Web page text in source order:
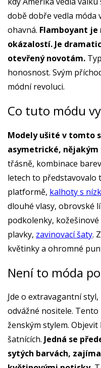
době dobře vedla móda
ohavná. Flamboyant je
okázalostí. Je
otevřený novotám.
honosnost. Svým
módní revoluci.
Co tuto módu
Modely ušité v tomto
asymetrické, nějakým
třásně, kombinace
letech to představovalo
platformě, kalhoty s
dlouhé vlasy, obrovské
podkolenky,
plavky, zavinovací šaty.
květinky a ohromné
Není to móda
Jde o extravagantní
odvážné nositele.
ženským stylem.
šatnících. Jedná se
sytých barvách,